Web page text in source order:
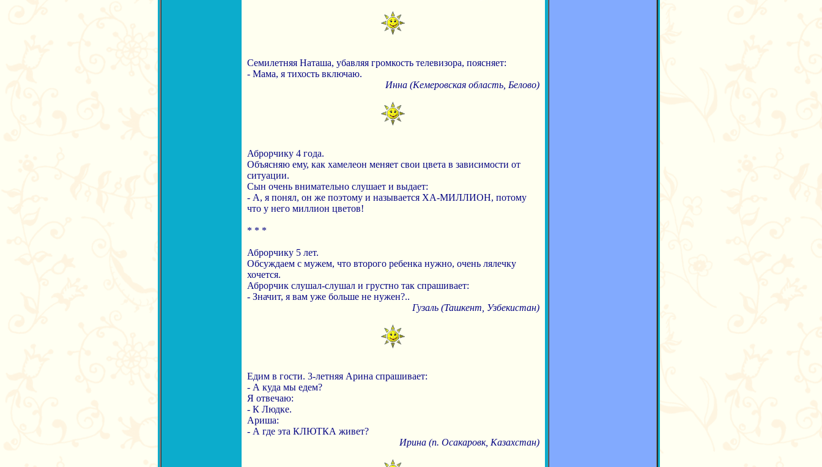
Семилетняя Наташа, убавляя громкость телевизора, поясняет:
- Мама, я тихость включаю.
Инна (Кемеровская область, Белово)
Аброрчику 4 года.
Объясняю ему, как хамелеон меняет свои цвета в зависимости от
ситуации.
Сын очень внимательно слушает и выдает:
- А, я понял, он же поэтому и называется ХА-МИЛЛИОН, потому
что у него миллион цветов!
* * *
Аброрчику 5 лет.
Обсуждаем с мужем, что второго ребенка нужно, очень лялечку
хочется.
Аброрчик слушал-слушал и грустно так спрашивает:
- Значит, я вам уже больше не нужен?..
Гузаль (Ташкент, Узбекистан)
Едим в гости. 3-летняя Арина спрашивает:
- А куда мы едем?
Я отвечаю:
- К Людке.
Ариша:
- А где эта КЛЮТКА живет?
Ирина (п. Осакаровк, Казахстан)